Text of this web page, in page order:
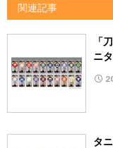
関連記事
「
ニ
タ